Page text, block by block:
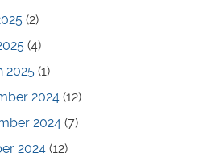
(2)
(4)
2025 (1)
2024 (12)
2024 (7)
2024 (12)